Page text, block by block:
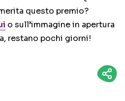
questo premio?
o sull’immagine in apertura
restano pochi giorni!